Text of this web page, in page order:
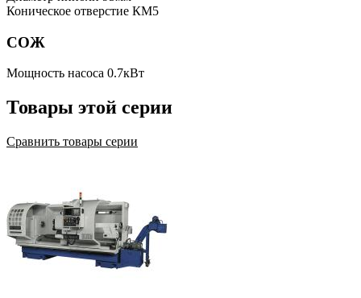
Коническое отверстие КМ5
СОЖ
Мощность насоса 0.7кВт
Товары этой серии
Сравнить товары серии